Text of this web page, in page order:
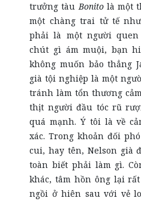
trưởng tàuBonitolà một
một chàng trai tử tế
phải là một người quen
chút gì ám muội, bạn
không muốn bảo thẳng
già tội nghiệp là một
tránh làm tổn thương
thịt người đầu tóc rũ
quá mạnh. Ý tôi là về
xác. Trong khoản đối
cui, hay tên, Nelson già
toàn biết phải làm gì.
khác, tâm hồn ông lại
ngồi ở hiên sau với vẻ